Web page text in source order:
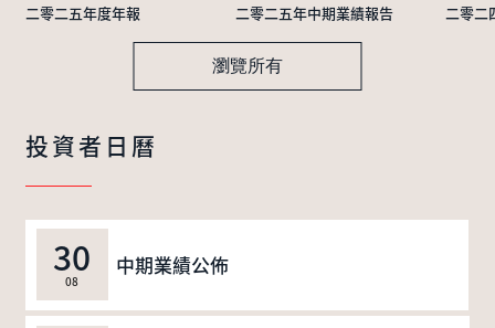
二零二五年度年報 二零二五年中期業績報告 二零二
瀏覽所有
投資者日曆
30
08
中期業績公佈